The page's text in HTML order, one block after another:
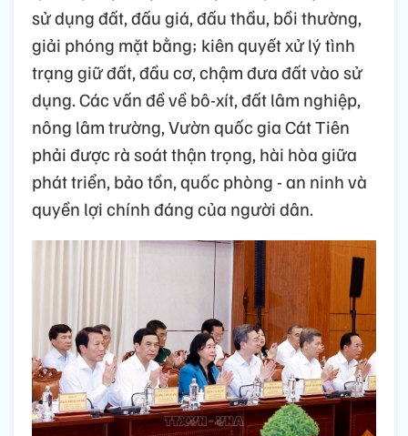
sử dụng đất, đấu giá, đấu thầu, bồi thường,
giải phóng mặt bằng; kiên quyết xử lý tình
trạng giữ đất, đầu cơ, chậm đưa đất vào sử
dụng. Các vấn đề về bô-xít, đất lâm nghiệp,
nông lâm trường, Vườn quốc gia Cát Tiên
phải được rà soát thận trọng, hài hòa giữa
phát triển, bảo tồn, quốc phòng - an ninh và
quyền lợi chính đáng của người dân.